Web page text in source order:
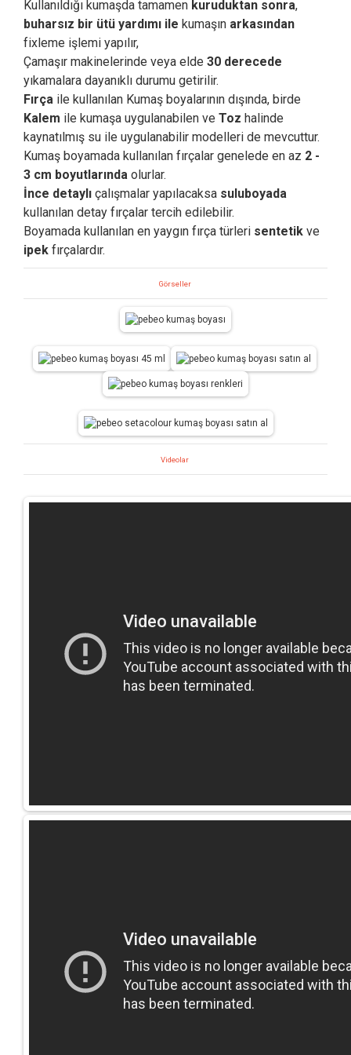
Kullanıldığı kumaşda tamamen kuruduktan sonra,
buharsız bir ütü yardımı ile kumaşın arkasından
fixleme işlemi yapılır,
Çamaşır makinelerinde veya elde 30 derecede
yıkamalara dayanıklı durumu getirilir.
Fırça ile kullanılan Kumaş boyalarının dışında, birde
Kalem ile kumaşa uygulanabilen ve Toz halinde
kaynatılmış su ile uygulanabilir modelleri de mevcuttur.
Kumaş boyamada kullanılan fırçalar genelede en az 2 -
3 cm boyutlarında olurlar.
İnce detaylı çalışmalar yapılacaksa suluboyada
kullanılan detay fırçalar tercih edilebilir.
Boyamada kullanılan en yaygın fırça türleri sentetik ve
ipek fırçalardır.
Görseller
Videolar